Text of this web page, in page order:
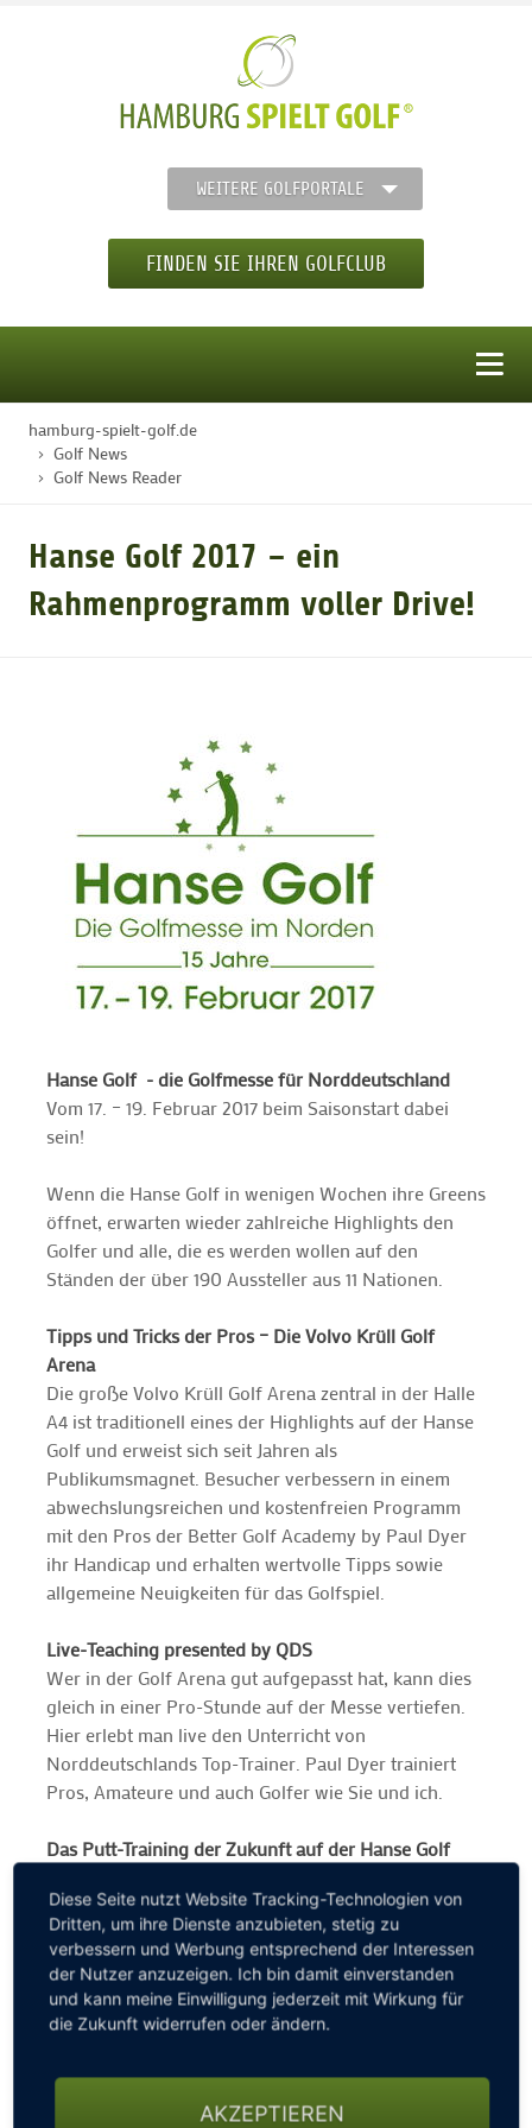
WEITERE GOLFPORTALE
FINDEN SIE IHREN GOLFCLUB
STARTSEITE
GOLFTURNIERE
GOLFEINSTEIGER
GOLFHOTELS
hamburg-spielt-golf.de
Golf News
Golf News Reader
Hanse Golf 2017 – ein
Rahmenprogramm voller Drive!
Hanse Golf - die Golfmesse für Norddeutschland
Vom 17. – 19. Februar 2017 beim Saisonstart dabei
sein!
Wenn die Hanse Golf in wenigen Wochen ihre Greens
öffnet, erwarten wieder zahlreiche Highlights den
Golfer und alle, die es werden wollen auf den
Ständen der über 190 Aussteller aus 11 Nationen.
Tipps und Tricks der Pros – Die Volvo Krüll Golf
Arena
Die große Volvo Krüll Golf Arena zentral in der Halle
A4 ist traditionell eines der Highlights auf der Hanse
Golf und erweist sich seit Jahren als
Publikumsmagnet. Besucher verbessern in einem
abwechslungsreichen und kostenfreien Programm
mit den Pros der Better Golf Academy by Paul Dyer
ihr Handicap und erhalten wertvolle Tipps sowie
allgemeine Neuigkeiten für das Golfspiel.
Live-Teaching presented by QDS
Wer in der Golf Arena gut aufgepasst hat, kann dies
gleich in einer Pro-Stunde auf der Messe vertiefen.
Hier erlebt man live den Unterricht von
Norddeutschlands Top-Trainer. Paul Dyer trainiert
Pros, Amateure und auch Golfer wie Sie und ich.
Das Putt-Training der Zukunft auf der Hanse Golf
PuttView setzt auf eine Technologie, der die Zukunft
gehört und die viele Bereiche des Lebens verändert.
Mit Hilfe von Augmented Reality wird der Blick des
Golfspielers auf das Putting-Green erweitert – dank
einer per Computer errechneten und visualisierten
bekommt in der Realität vor Augen geführt, was sich
in seinem Kopf abspielen sollte. Doch PuttView
Diese Seite nutzt Website Tracking-Technologien von
Dritten, um ihre Dienste anzubieten, stetig zu
verbessern und Werbung entsprechend der Interessen
der Nutzer anzuzeigen. Ich bin damit einverstanden
und kann meine Einwilligung jederzeit mit Wirkung für
die Zukunft widerrufen oder ändern.
AKZEPTIEREN